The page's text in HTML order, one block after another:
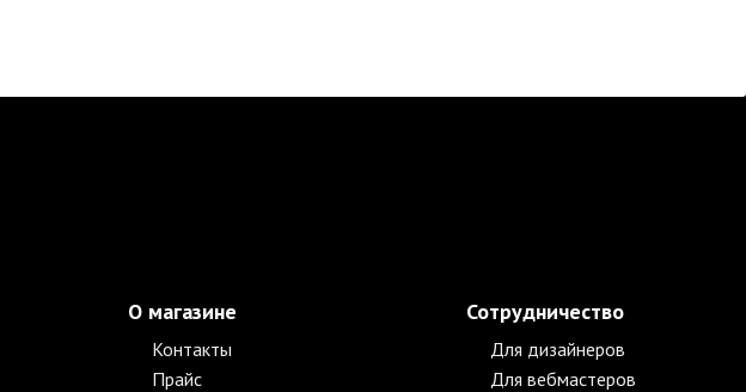
О магазине
Контакты
Прайс
Сотрудничество
Для дизайнеров
Для вебмастеров